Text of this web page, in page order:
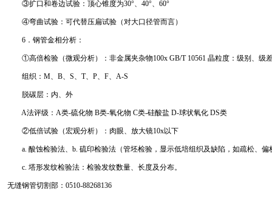
③扩口和卷边试验：顶心锥度为30°、40°、60°
④弯曲试验：可代替压扁试验（对大口径管而言）
6．钢管金相分析：
①高倍检验（微观分析）：非金属夹杂物100x GB/T 10561 晶粒度：级别、级
组织：M、B、S、T、P、F、A-S
脱碳层：内、外
A法评级：A类-硫化物 B类-氧化物 C类-硅酸盐 D-球状氧化 DS类
②低倍试验（宏观分析）：肉眼、放大镜10x以下
a. 酸蚀检验法、b. 硫印检验法（管坯检验，显示低培组织及缺陷，如疏松、偏
c. 塔形发纹检验法：检验发纹数量、长度及分布。
无缝钢管切割部：0510-88268136